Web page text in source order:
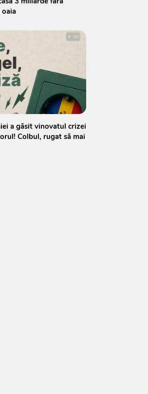
a găsit vinovatul crizei
Colbul, rugat să mai